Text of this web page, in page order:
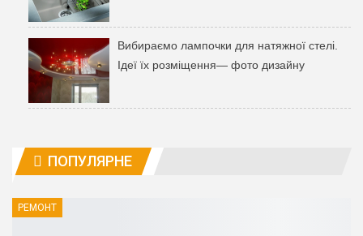
Вибираємо лампочки для натяжної стелі.
Ідеї ​​їх розміщення— фото дизайну
ПОПУЛЯРНЕ
РЕМОНТ